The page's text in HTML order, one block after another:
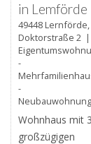
in Lemförde
49448 Lernförde,
Doktorstraße 2 |
-
-
Neubauwohnung
Wohnhaus mit 3
großzügigen